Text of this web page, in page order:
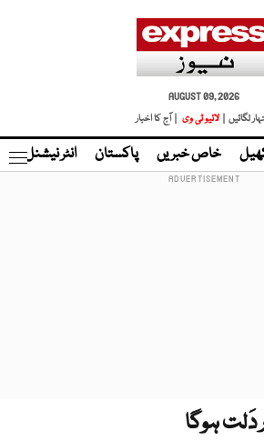
AUGUST 09, 2026
لگائیں |
لائیو ٹی وی | آج کا اخبار
خاص خبریں پاکستان انٹر نیشنل
دَلت ہوگا